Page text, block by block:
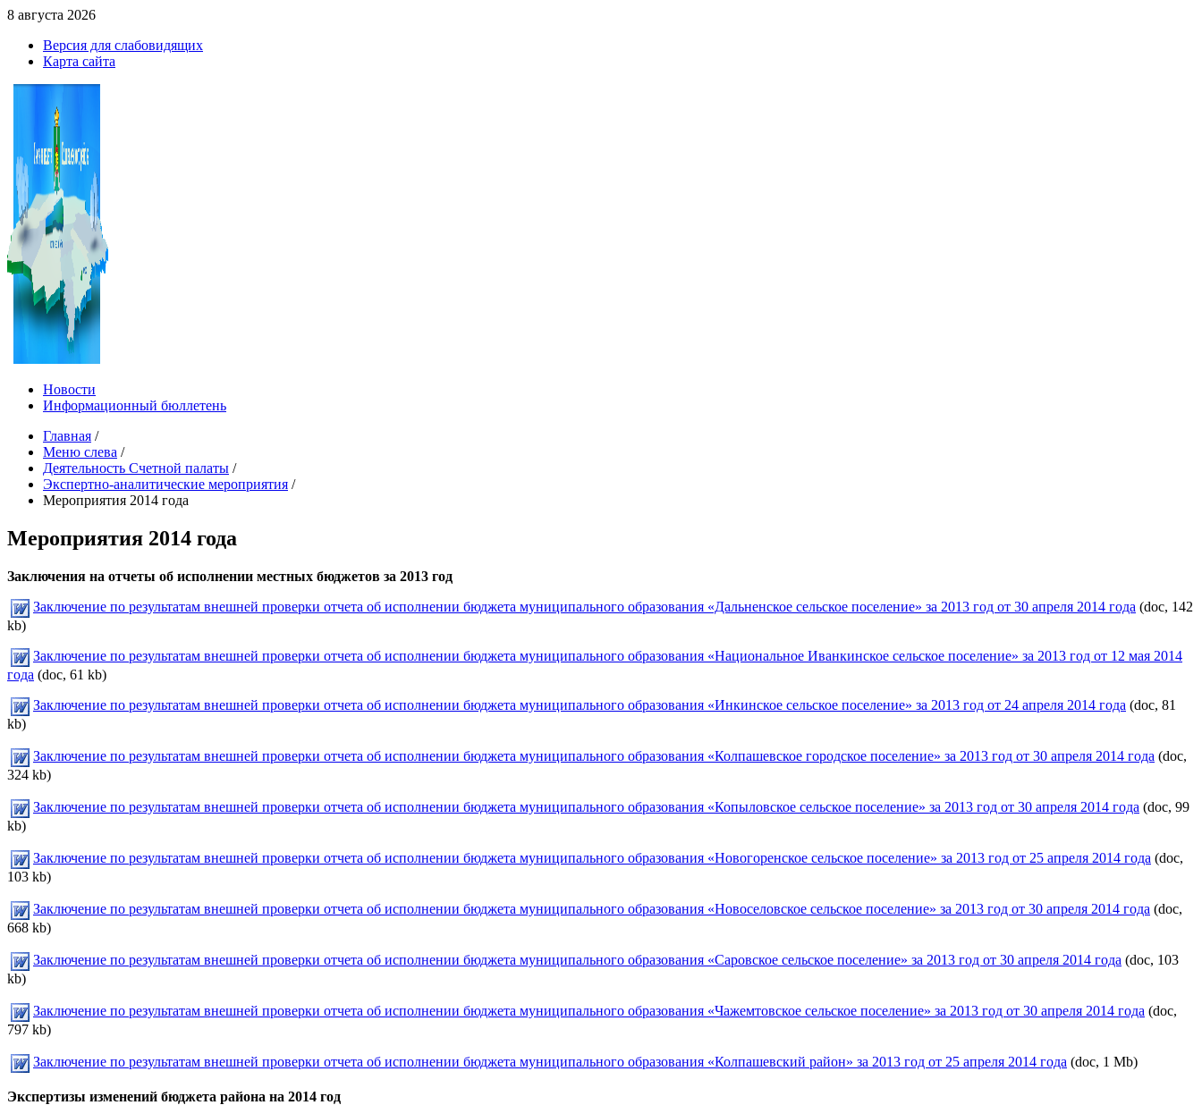
8 августа 2026
Версия для слабовидящих
Карта сайта
Новости
Информационный бюллетень
Главная /
Меню слева /
Деятельность Счетной палаты /
Экспертно-аналитические мероприятия /
Мероприятия 2014 года
Мероприятия 2014 года
Заключения на отчеты об исполнении местных бюджетов за 2013 год
Заключение по результатам внешней проверки отчета об исполнении бюджета муниципального образования «Дальненское сельское поселение» за 2013 год от 30 апреля 2014 года (doc, 142
kb)
Заключение по результатам внешней проверки отчета об исполнении бюджета муниципального образования «Национальное Иванкинское сельское поселение» за 2013 год от 12 мая 2014
года (doc, 61 kb)
Заключение по результатам внешней проверки отчета об исполнении бюджета муниципального образования «Инкинское сельское поселение» за 2013 год от 24 апреля 2014 года (doc, 81
kb)
Заключение по результатам внешней проверки отчета об исполнении бюджета муниципального образования «Колпашевское городское поселение» за 2013 год от 30 апреля 2014 года (doc,
324 kb)
Заключение по результатам внешней проверки отчета об исполнении бюджета муниципального образования «Копыловское сельское поселение» за 2013 год от 30 апреля 2014 года (doc, 99
kb)
Заключение по результатам внешней проверки отчета об исполнении бюджета муниципального образования «Новогоренское сельское поселение» за 2013 год от 25 апреля 2014 года (doc,
103 kb)
Заключение по результатам внешней проверки отчета об исполнении бюджета муниципального образования «Новоселовское сельское поселение» за 2013 год от 30 апреля 2014 года (doc,
668 kb)
Заключение по результатам внешней проверки отчета об исполнении бюджета муниципального образования «Саровское сельское поселение» за 2013 год от 30 апреля 2014 года (doc, 103
kb)
Заключение по результатам внешней проверки отчета об исполнении бюджета муниципального образования «Чажемтовское сельское поселение» за 2013 год от 30 апреля 2014 года (doc,
797 kb)
Заключение по результатам внешней проверки отчета об исполнении бюджета муниципального образования «Колпашевский район» за 2013 год от 25 апреля 2014 года (doc, 1 Mb)
Экспертизы изменений бюджета района на 2014 год